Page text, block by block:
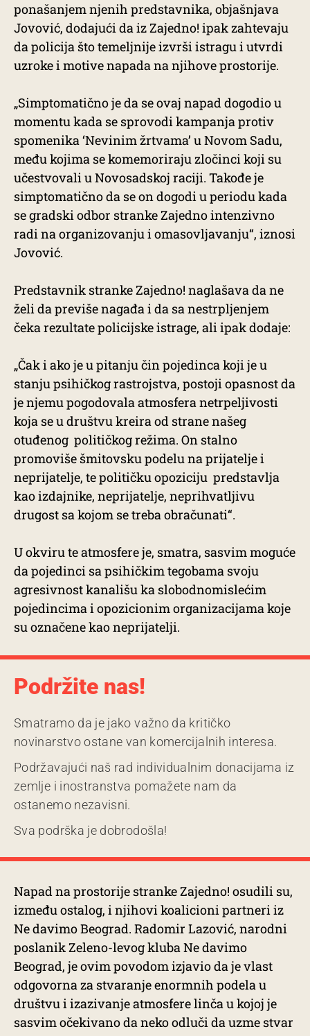
ponašanjem njenih predstavnika, objašnjava
Jovović, dodajući da iz Zajedno! ipak zahtevaju
da policija što temeljnije izvrši istragu i utvrdi
uzroke i motive napada na njihove prostorije.
„Simptomatično je da se ovaj napad dogodio u
momentu kada se sprovodi kampanja protiv
spomenika ‘Nevinim žrtvama’ u Novom Sadu,
među kojima se komemoriraju zločinci koji su
učestvovali u Novosadskoj raciji. Takođe je
simptomatično da se on dogodi u periodu kada
se gradski odbor stranke Zajedno intenzivno
radi na organizovanju i omasovljavanju“, iznosi
Jovović.
Predstavnik stranke Zajedno! naglašava da ne
želi da previše nagađa i da sa nestrpljenjem
čeka rezultate policijske istrage, ali ipak dodaje:
„Čak i ako je u pitanju čin pojedinca koji je u
stanju psihičkog rastrojstva, postoji opasnost da
je njemu pogodovala atmosfera netrpeljivosti
koja se u društvu kreira od strane našeg
otuđenog političkog režima. On stalno
promoviše šmitovsku podelu na prijatelje i
neprijatelje, te političku opoziciju predstavlja
kao izdajnike, neprijatelje, neprihvatljivu
drugost sa kojom se treba obračunati“.
U okviru te atmosfere je, smatra, sasvim moguće
da pojedinci sa psihičkim tegobama svoju
agresivnost kanališu ka slobodnomislećim
pojedincima i opozicionim organizacijama koje
su označene kao neprijatelji.
Podržite nas!
Smatramo da je jako važno da kritičko
novinarstvo ostane van komercijalnih interesa.
Podržavajući naš rad individualnim donacijama iz
zemlje i inostranstva pomažete nam da
ostanemo nezavisni.
Sva podrška je dobrodošla!
Napad na prostorije stranke Zajedno! osudili su,
između ostalog, i njihovi koalicioni partneri iz
Ne davimo Beograd. Radomir Lazović, narodni
poslanik Zeleno-levog kluba Ne davimo
Beograd, je ovim povodom izjavio da je vlast
odgovorna za stvaranje enormnih podela u
društvu i izazivanje atmosfere linča u kojoj je
sasvim očekivano da neko odluči da uzme stvar